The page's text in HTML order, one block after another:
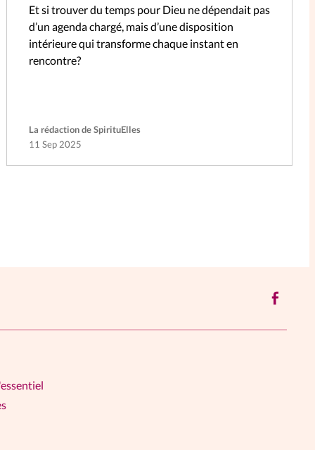
Et si trouver du temps pour Dieu ne dépendait pas
d’un agenda chargé, mais d’une disposition
intérieure qui transforme chaque instant en
rencontre?
La rédaction de SpirituElles
11 Sep 2025